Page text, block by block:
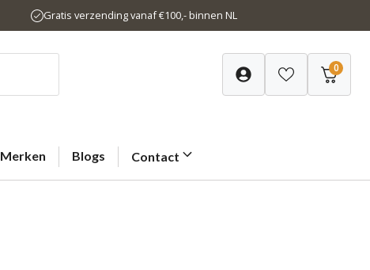
Gratis verzending vanaf €100,- binnen NL
0
Merken Blogs Contact